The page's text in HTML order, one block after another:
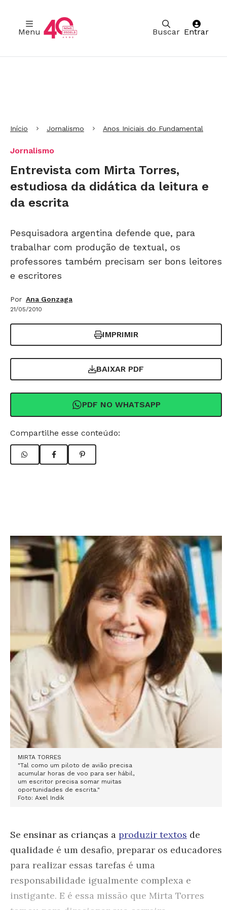
Buscar
Menu Entrar
Início Jornalismo Anos Iniciais do Fundamental
Jornalismo
Entrevista com Mirta Torres,
estudiosa da didática da leitura e
da escrita
Pesquisadora argentina defende que, para
trabalhar com produção de textual, os
professores também precisam ser bons leitores
e escritores
Por Ana Gonzaga
21/05/2010
IMPRIMIR
BAIXAR PDF
PDF NO WHATSAPP
Compartilhe esse conteúdo:
MIRTA TORRES
"Tal como um piloto de avião precisa
acumular horas de voo para ser hábil,
um escritor precisa somar muitas
oportunidades de escrita."
Foto: Axel Indik
Se ensinar as crianças a produzir textos de
qualidade é um desafio, preparar os educadores
para realizar essas tarefas é uma
responsabilidade igualmente complexa e
instigante. E é essa missão que Mirta Torres